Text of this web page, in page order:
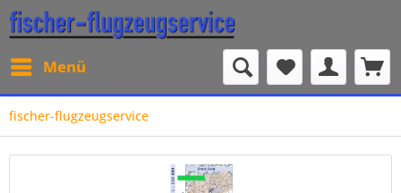
Menü
fischer-flugzeugservice